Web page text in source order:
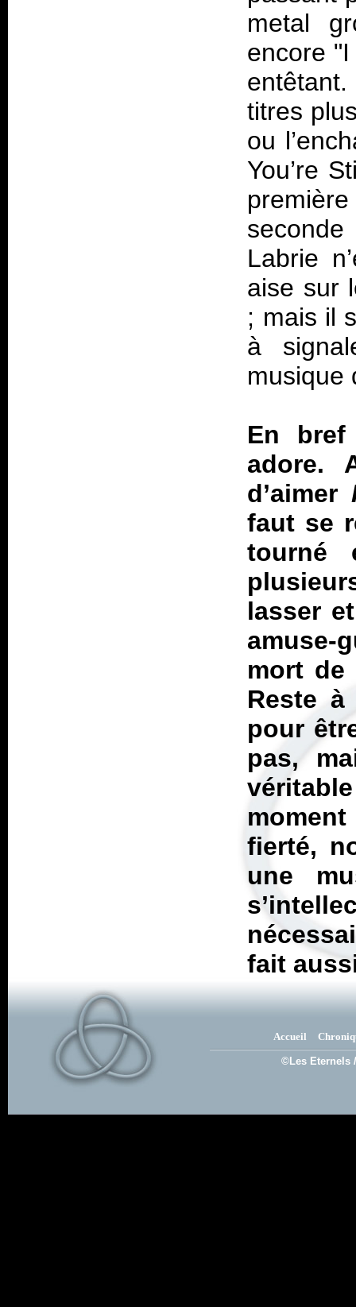
metal
encore
titres
ou
You’re
Labrie
aise sur
; mais il
à
musique
En
adore.
d’aimer
faut se
tourné
lasser
amuse-
mort de
Reste
pour
pas,
fierté,
une
fait
Accueil
©Les Eternels